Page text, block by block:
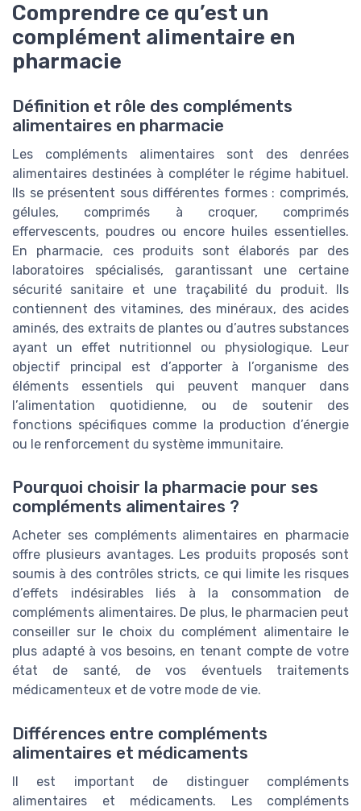
Comprendre ce qu’est un
complément alimentaire en
pharmacie
Définition et rôle des compléments
alimentaires en pharmacie
Les compléments alimentaires sont des denrées
alimentaires destinées à compléter le régime habituel.
Ils se présentent sous différentes formes : comprimés,
gélules, comprimés à croquer, comprimés
effervescents, poudres ou encore huiles essentielles.
En pharmacie, ces produits sont élaborés par des
laboratoires spécialisés, garantissant une certaine
sécurité sanitaire et une traçabilité du produit. Ils
contiennent des vitamines, des minéraux, des acides
aminés, des extraits de plantes ou d’autres substances
ayant un effet nutritionnel ou physiologique. Leur
objectif principal est d’apporter à l’organisme des
éléments essentiels qui peuvent manquer dans
l’alimentation quotidienne, ou de soutenir des
fonctions spécifiques comme la production d’énergie
ou le renforcement du système immunitaire.
Pourquoi choisir la pharmacie pour ses
compléments alimentaires ?
Acheter ses compléments alimentaires en pharmacie
offre plusieurs avantages. Les produits proposés sont
soumis à des contrôles stricts, ce qui limite les risques
d’effets indésirables liés à la consommation de
compléments alimentaires. De plus, le pharmacien peut
conseiller sur le choix du complément alimentaire le
plus adapté à vos besoins, en tenant compte de votre
état de santé, de vos éventuels traitements
médicamenteux et de votre mode de vie.
Différences entre compléments
alimentaires et médicaments
Il est important de distinguer compléments
alimentaires et médicaments. Les compléments